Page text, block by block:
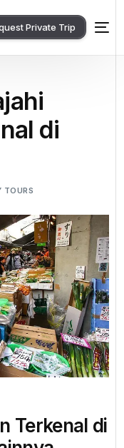
Private Trip
di
TOURS
Terkenal di